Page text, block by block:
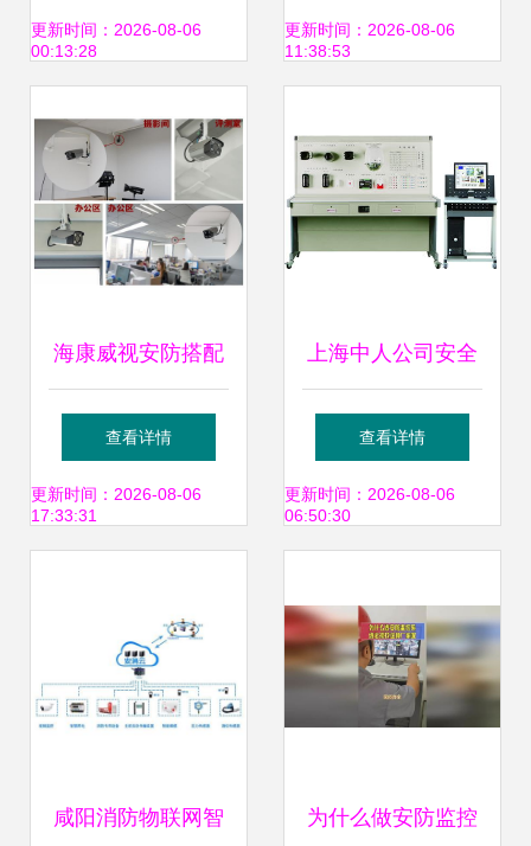
化管理解决方案 构
务新生态
更新时间：2026-08-06
00:13:28
打造家庭与商铺的
更新时间：2026-08-06
11:38:53
海康威视安防搭配
西部数据AI HDD
打造企业级智能监
架构与价值分析
查看详情
更新时间：2026-08-06
17:33:31
上海中人公司安全
防盗及监控系统实
训装置的应用与价
查看详情
更新时间：2026-08-06
06:50:30
咸阳消防物联网智 为什么做安防监控